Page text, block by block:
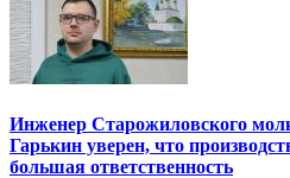
Инженер Старожиловского
Гарькин уверен, что
большая ответственность